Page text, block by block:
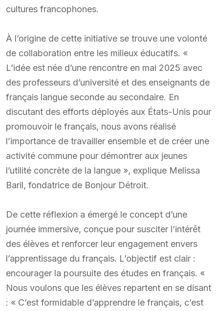
cultures francophones.
À l’origine de cette initiative se trouve une volonté
de collaboration entre les milieux éducatifs. «
L’idée est née d’une rencontre en mai 2025 avec
des professeurs d’université et des enseignants de
français langue seconde au secondaire. En
discutant des efforts déployés aux États-Unis pour
promouvoir le français, nous avons réalisé
l’importance de travailler ensemble et de créer une
activité commune pour démontrer aux jeunes
l’utilité concrète de la langue », explique Melissa
Baril, fondatrice de Bonjour Détroit.
De cette réflexion a émergé le concept d’une
journée immersive, conçue pour susciter l’intérêt
des élèves et renforcer leur engagement envers
l’apprentissage du français. L’objectif est clair :
encourager la poursuite des études en français. «
Nous voulons que les élèves repartent en se disant
: « C’est formidable d’apprendre le français, c’est